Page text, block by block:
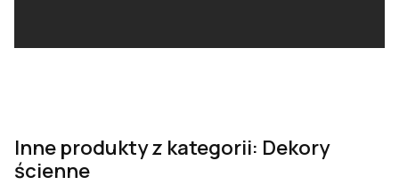
Inne produkty z kategorii: Dekory
ścienne